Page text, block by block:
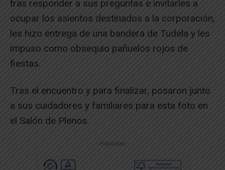
tras responder a sus preguntas e invitarles a
ocupar los asientos destinados a la corporación,
les hizo entrega de una bandera de Tudela y les
impuso como obsequio pañuelos rojos de
fiestas.
Tras el encuentro y para finalizar, posaron junto
a sus cuidadores y familiares para esta foto en
el Salón de Plenos.
-- Publicidad --